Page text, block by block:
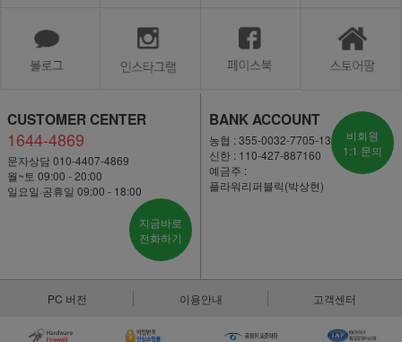
CUSTOMER CENTER
1644-4869
문자상담 010-4407-4869
월~토 09:00 - 20:00
일요일·공휴일 09:00 - 18:00
지금바로
전화하기
BANK ACCOUNT
농협 : 355-0032-7705-13
신한 : 110-427-887160
예금주 :
플라워리퍼블릭(박상현)
비회원
1:1 문의
PC 버전 이용안내 고객센터